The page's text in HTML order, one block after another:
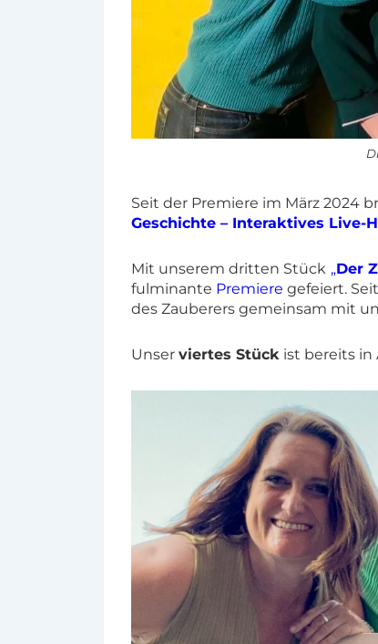
Seit der Premiere im März 2024
Geschichte – Interaktives Live-
Mit unserem dritten Stück „Der
fulminante Premiere gefeiert.
des Zauberers gemeinsam mit
Unser viertes Stück ist bereits in